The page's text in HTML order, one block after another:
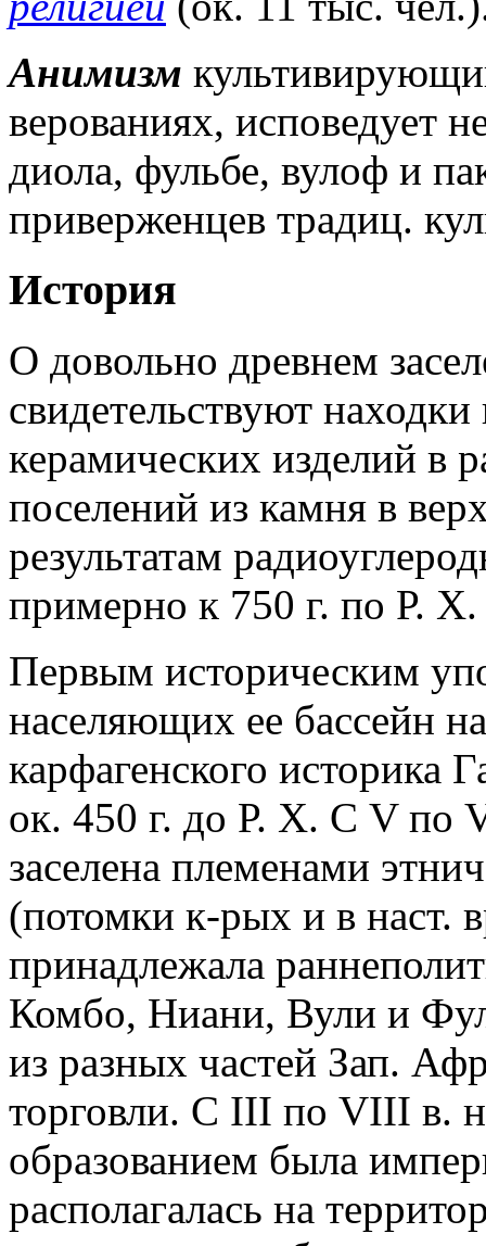
Анимизм
верованиях, исповедует
диола, фульбе, вулоф и
приверженцев традиц.
История
О довольно древнем
свидетельствуют
керамических изделий в
поселений из камня в
результатам
примерно к 750 г. по Р. Х.
Первым историческим
населяющих ее бассейн
карфагенского историка
ок. 450 г. до Р. Х. С V по
заселена племенами
(потомки к-рых и в наст.
принадлежала
Комбо, Ниани, Вули и
из разных частей Зап.
торговли. С III по VIII в.
образованием была
располагалась на